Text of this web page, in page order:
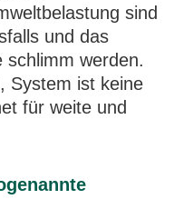
sind
und das
schlimm werden.
System ist keine
für weite und